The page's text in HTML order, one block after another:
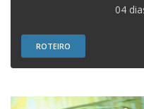
04
ROTEIRO